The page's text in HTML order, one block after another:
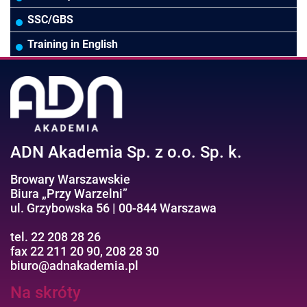
Wodociągi/Kanalizacja
Pozostałe branże
Pozostałe
Prawo pracy
Asystentka/Sekretarka
Efektywność osobista//Wellbeing
MS 365/SharePoint/Bazy danych
MS Project/Word/PowerPoint
SSC/GBS
Training in English
ADN Akademia Sp. z o.o. Sp. k.
Browary Warszawskie
Biura „Przy Warzelni”
ul. Grzybowska 56 | 00-844 Warszawa
tel. 22 208 28 26
fax 22 211 20 90, 208 28 30
biuro@adnakademia.pl
Na skróty